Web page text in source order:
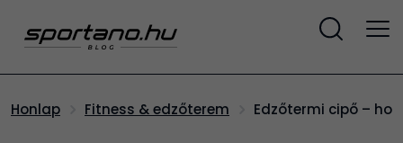
Honlap Fitness & edzőterem Edzőtermi cipő –